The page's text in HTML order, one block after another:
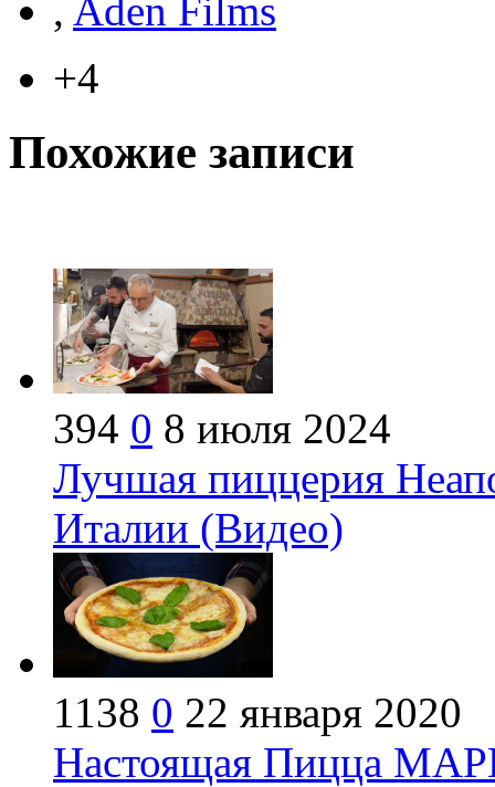
, Aden Films
+4
Похожие записи
394 0 8 июля 2024
Лучшая пиццерия
Италии (Видео)
1138 0 22 января 2020
Настоящая Пицца